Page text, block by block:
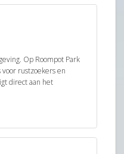
Op Roompot Park
rustzoekers en
direct aan het